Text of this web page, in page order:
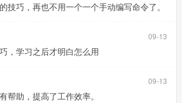
技巧，再也不用一个一个手动编写命令了。
09-13
，学习之后才明白怎么用
09-13
帮助，提高了工作效率。